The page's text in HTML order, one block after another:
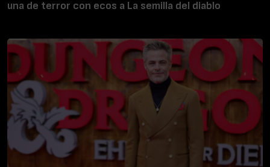
una de terror con ecos a La semilla del diablo